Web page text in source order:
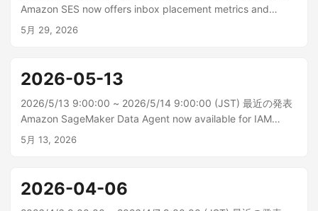
Amazon SES now offers inbox placement metrics and
blocklist monitoring 本日、Amazon Simple Email
5月 29, 2026
2026-05-13
2026/5/13 9:00:00 ~ 2026/5/14 9:00:00 (JST) 最近の発表
Amazon SageMaker Data Agent now available for IAM
Identity Center domains Amazon SageMaker データエージ
5月 13, 2026
2026-04-06